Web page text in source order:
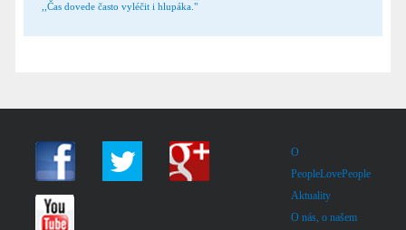
,,Čas dovede často vyléčit i hlupáka."
O
PeopleLovePeople
Aktuality
O nás, o našem